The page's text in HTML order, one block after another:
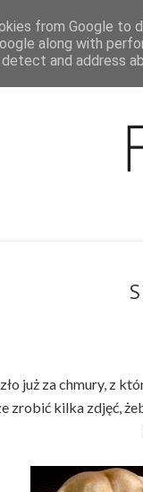
BLOG
już za chmury, z
zrobić kilka zdjęć,
from Google to
along with
and address